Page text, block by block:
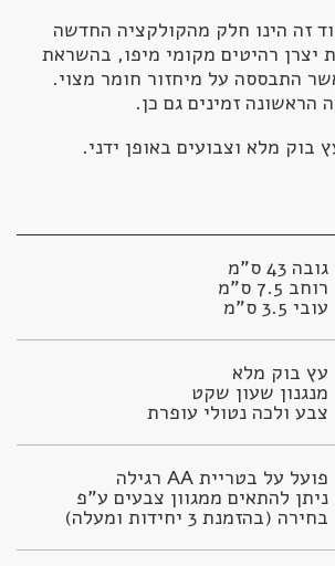
זה הינו חלק מהקולקציה החדשה
רהיטים מקומי מיפו, בהשראת
התבססה על מיחזור חומר מצוי.
הראשונה זמינים גם כן.
בוק מלא וצבועים באופן ידני.
עובי 3.5 ס"מ
צבע ולכה נטולי עופרת
בחירה (בהזמנת 3 יחידות ומעלה)